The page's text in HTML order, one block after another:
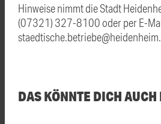
Hinweise nimmt die Stadt
(07321) 327-8100 oder per E-
DAS KÖNNTE DICH